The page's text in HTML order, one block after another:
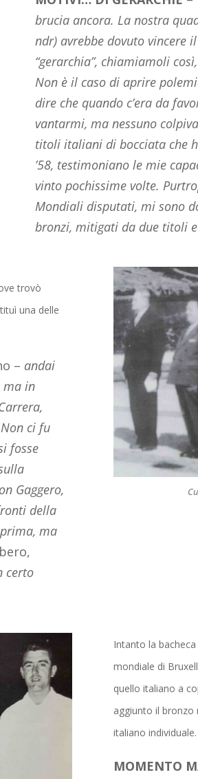
brucia ancora. La nostra
ndr) avrebbe dovuto vincere
“gerarchia”, chiamiamoli
Non è il caso di aprire
dire che quando c’era da
vantarmi, ma nessuno
titoli italiani di bocciata che
’58, testimoniano le mie
vinto pochissime volte.
Mondiali disputati, mi sono
bronzi, mitigati da due titoli
trovò
una delle
– andai
ma in
ci fu
fosse
Gaggero,
della
ma
certo
Intanto la
mondiale di
quello italiano a
aggiunto il bronzo
italiano individuale.
MOMENTO